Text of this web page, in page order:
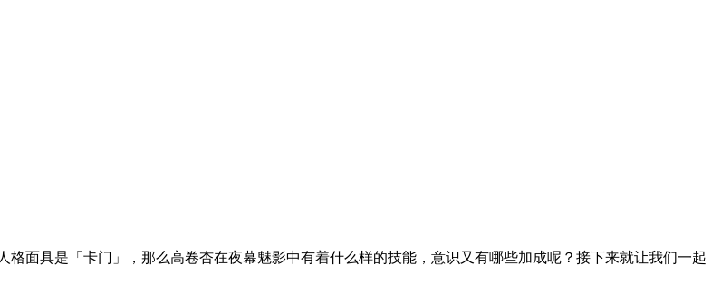
面具是「卡门」，那么高卷杏在夜幕魅影中有着什么样的技能，意识又有哪些加成呢？接下来就让我们一起